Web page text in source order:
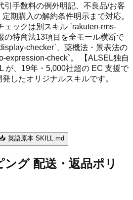
引手数料の例外明記、不良品/お客
期購入の解約条件明示まで対応。
ックは別スキル `rakuten-rms-
の特商法13項目を全モール横断で
checker`、薬機法・景表法の
expression-check`。 【ALSEL独自
が、19年・5,000社超の EC 支援で
したオリジナルスキルです。
英語原本 SKILL.md
グ 配送・返品ポリ